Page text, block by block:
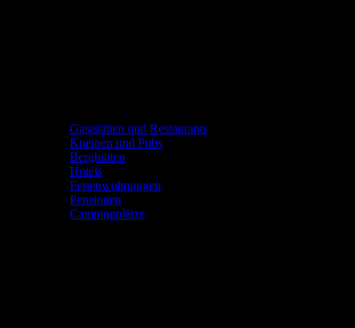
Gaststätten und Restaurants
Kneipen und Pubs
Berghütten
Hotels
Ferienwohnungen
Pensionen
Campingplätze